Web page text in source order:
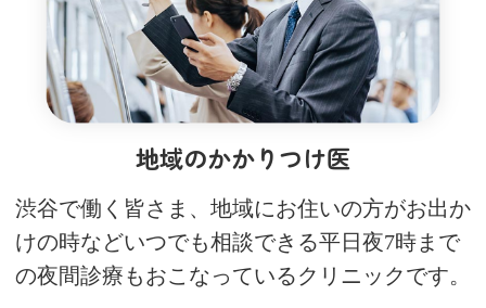
地域のかかりつけ医
渋谷で働く皆さま、地域にお住いの方がお出か
けの時などいつでも相談できる平日夜7時まで
の夜間診療もおこなっているクリニックです。